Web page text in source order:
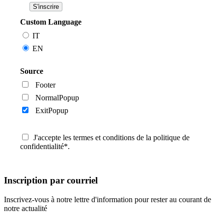
Custom Language
IT
EN
Source
Footer
NormalPopup
ExitPopup
J'accepte les termes et conditions de la politique de
confidentialité*.
Inscription par courriel
Inscrivez-vous à notre lettre d'information pour rester au courant de
notre actualité